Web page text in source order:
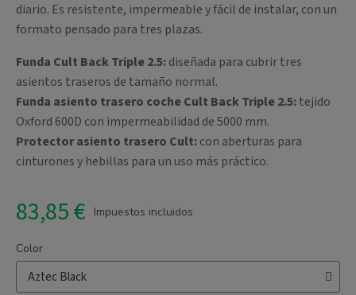
diario. Es resistente, impermeable y fácil de instalar, con un
formato pensado para tres plazas.
Funda Cult Back Triple 2.5:diseñada para cubrir tres
asientos traseros de tamaño normal.
Funda asiento trasero coche Cult Back Triple 2.5:tejido
Oxford 600D con impermeabilidad de 5000 mm.
Protector asiento trasero Cult:con aberturas para
cinturones y hebillas para un uso más práctico.
83,85 € Impuestos incluidos
Color